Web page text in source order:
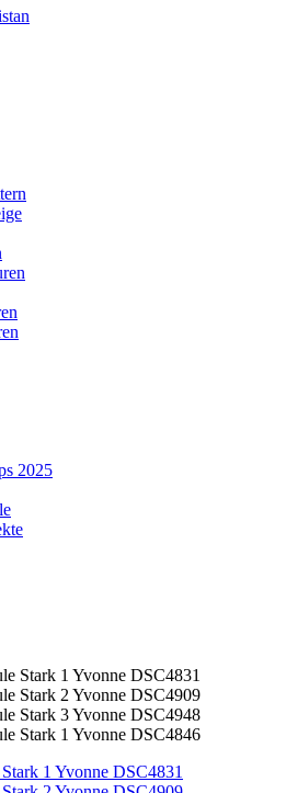
2025
1 Yvonne DSC4831